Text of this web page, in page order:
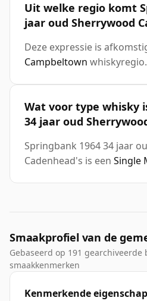
Uit welke regio komt
jaar oud Sherrywood
Deze expressie is
Campbeltown whiskyregio.
Wat voor type whisky
34 jaar oud
Springbank 1964 34 jaar
Cadenhead's is een Single
Smaakprofiel van de
Gebaseerd op 191
smaakkenmerken
Kenmerkende